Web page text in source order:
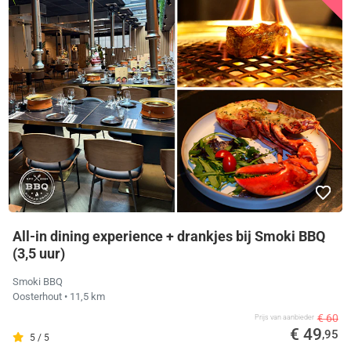
All-in dining experience + drankjes bij Smoki BBQ
(3,5 uur)
Smoki BBQ
Oosterhout • 11,5 km
5 / 5
Prijs van aanbieder € 60
€ 49,95